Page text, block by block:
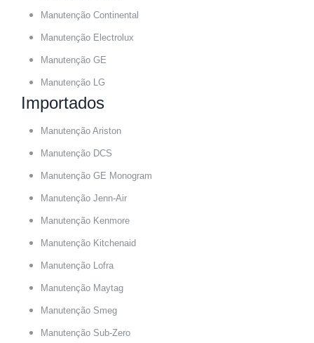
Manutenção Continental
Manutenção Electrolux
Manutenção GE
Manutenção LG
Importados
Manutenção Ariston
Manutenção DCS
Manutenção GE Monogram
Manutenção Jenn-Air
Manutenção Kenmore
Manutenção Kitchenaid
Manutenção Lofra
Manutenção Maytag
Manutenção Smeg
Manutenção Sub-Zero